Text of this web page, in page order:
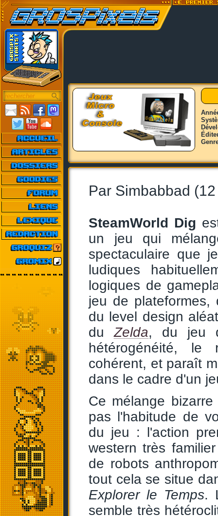
Par Simbabbad
SteamWorld Dig
un jeu qui
spectaculaire que
ludiques
logiques de
jeu de
du level design
duZelda, du jeu
hétérogénéité, le
cohérent, et paraît
dans le cadre d'un
Ce mélange
pas l'habitude de
du jeu : l'action
western très
de robots
tout cela se situe
Explorer le Temps.
semble très